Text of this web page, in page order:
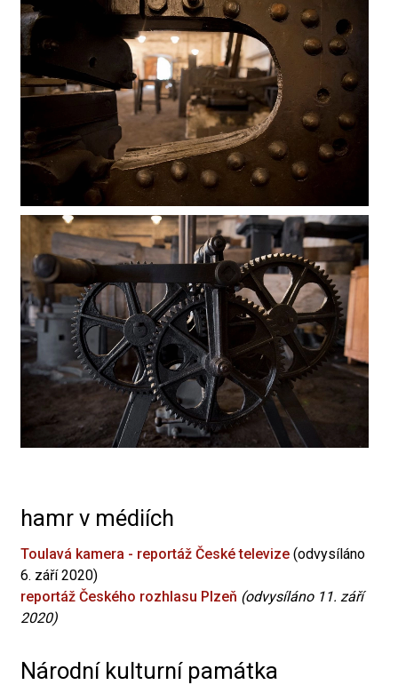
hamr v médiích
Toulavá kamera - reportáž České televize (odvysíláno
6. září 2020)
reportáž Českého rozhlasu Plzeň (odvysíláno 11. září
2020)
Národní kulturní památka